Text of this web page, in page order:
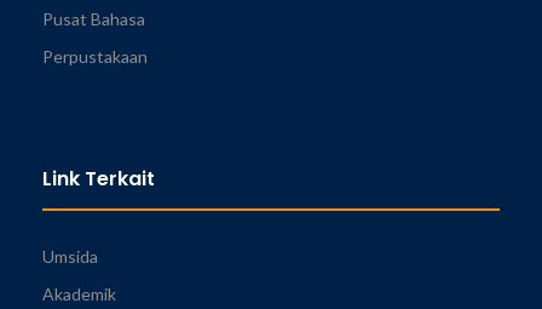
Pusat Bahasa
Perpustakaan
Link Terkait
Umsida
Akademik